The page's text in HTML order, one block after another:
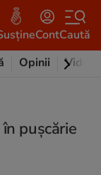
ContCaută
Opinii Video
puşcărie